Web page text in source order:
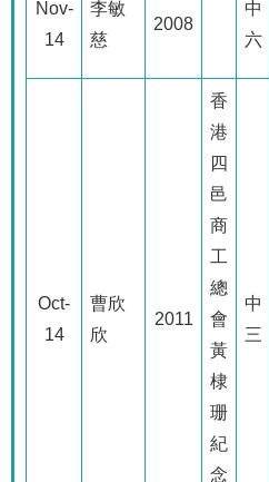
Nov-
14
李敏
慈
2008
中
六
Oct-
14
曹欣
欣
2011
香
港
四
邑
商
工
總
會
黃
棣
珊
紀
念
中
三